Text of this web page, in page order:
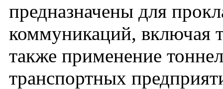
предназначены для
коммуникаций, включая
также применение
транспортных